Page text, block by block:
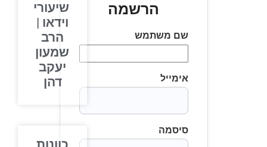
הרשמה
שם משתמש
אימייל
סיסמה
שיעורי
וידאו |
הרב
שמעון
יעקב
דהן